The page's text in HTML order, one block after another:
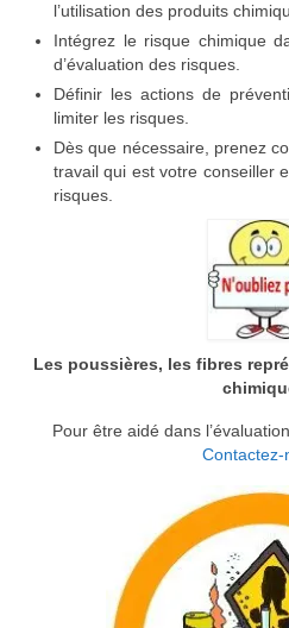
l’utilisation des produits
Intégrez le risque chimique
d’évaluation des risques.
Définir les actions de
limiter les risques.
Dès que nécessaire, prenez
travail qui est votre conseiller
risques.
Les poussières, les fibres
Pour être aidé dans
Contactez-